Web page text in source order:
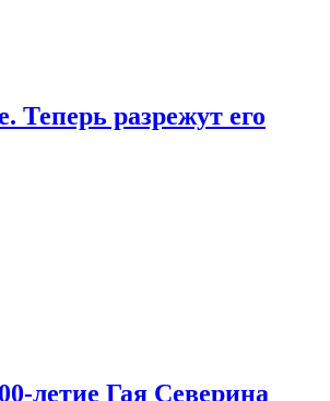
Теперь разрежут его
летие Гая Северина